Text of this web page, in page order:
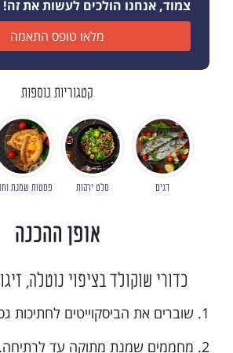
צמוד, אנחנו הולכים לעשות את זה!
מלאו טופס התאמה
קטגוריות נוספות
דגים סלט ירקות פסטות שמנת
אופן ההכנה
כדורי שוקולד בציפוי נוטלה,
1. שוברים את הביסקוייטים לחתיכות גסות.
2. מחממים שמנת מתוקה עד לרתיחה.